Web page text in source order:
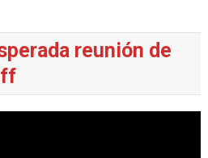
reunión de